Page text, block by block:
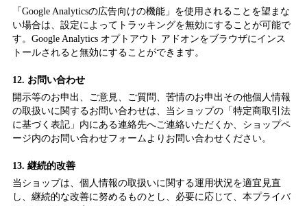
「Google Analyticsの広告向けの機能」を使用されることを望まな
い場合は、設定によってトラッキングを無効にすることが可能で
す。Google Analytics オプトアウト アドオンをブラウザにインス
トールされると無効にすることができます。
12. お問い合わせ
開示等のお申出、ご意見、ご質問、苦情のお申出その他個人情報
の取扱いに関するお問い合わせは、当ショップの「特定商取引法
に基づく表記」内にある連絡先へご連絡いただくか、ショップペ
ージ内のお問い合わせフォームよりお問い合わせください。
13. 継続的改善
当ショップは、個人情報の取扱いに関する運用状況を適宜見直
し、継続的な改善に努めるものとし、必要に応じて、本プライバ